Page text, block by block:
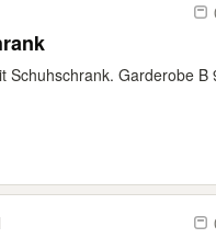
Schuhschrank. Garderobe B